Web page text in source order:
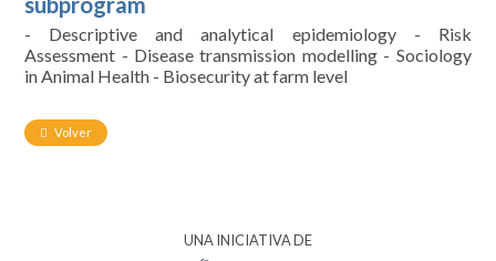
- Descriptive and analytical epidemiology - Risk
Assessment - Disease transmission modelling - Sociology
in Animal Health - Biosecurity at farm level
Volver
UNA INICIATIVA DE